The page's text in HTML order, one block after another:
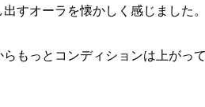
すオーラを懐かしく感じました。
もっとコンディションは上がって